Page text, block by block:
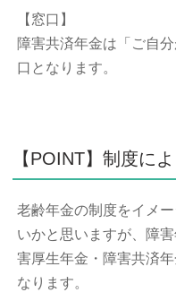
【窓口】
障害共済年金は「ご自
口となります。
【POINT】制度に
老齢年金の制度をイメ
いかと思いますが、障
害厚生年金・障害共済
なります。